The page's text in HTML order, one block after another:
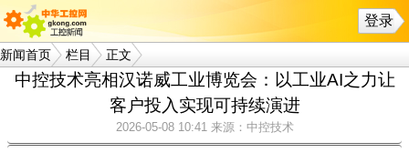
登录
新闻首页 栏目 正文
中控技术亮相汉诺威工业博览会：以工业AI之力让
客户投入实现可持续演进
2026-05-08 10:41 来源：中控技术